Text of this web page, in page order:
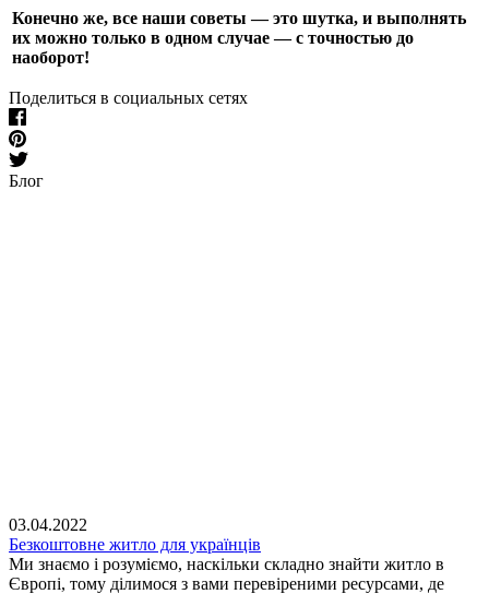
Конечно же, все наши советы — это шутка, и выполнять
их можно только в одном случае — с точностью до
наоборот!
Поделиться в социальных сетях
Блог
03.04.2022
Безкоштовне житло для українців
Ми знаємо і розуміємо, наскільки складно знайти житло в
Європі, тому ділимося з вами перевіреними ресурсами, де